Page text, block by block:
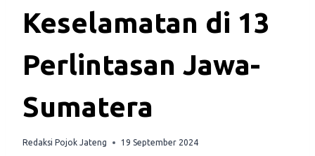
Keselamatan di 13
Perlintasan Jawa-
Sumatera
Redaksi Pojok Jateng 19 September 2024